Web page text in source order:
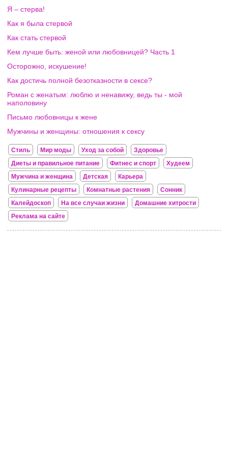
Я – стерва!
Как я была стервой
Как стать стервой
Кем лучше быть: женой или любовницей? Часть 1
Осторожно, искушение!
Как достичь полной безотказности в сексе?
Роман с женатым: люблю и ненавижу, ведь ты - мой
наполовину
Письмо любовницы к жене
Мужчины и женщины: отношения к сексу
Стиль Мир моды Уход за собой
Здоровье
Диеты и правильное питание
Фитнес и спорт
Худеем
Мужчина и женщина
Детская
Карьера
Кулинарные рецепты
Комнатные растения
Сонник
Калейдоскоп
На все случаи жизни
Домашние хитрости
Реклама на сайте